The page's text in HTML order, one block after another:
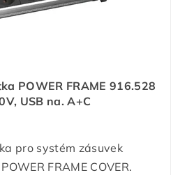
POWER FRAME 916.528
USB na. A+C
pro systém zásuvek
FRAME COVER.